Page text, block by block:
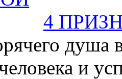
4
душа
и